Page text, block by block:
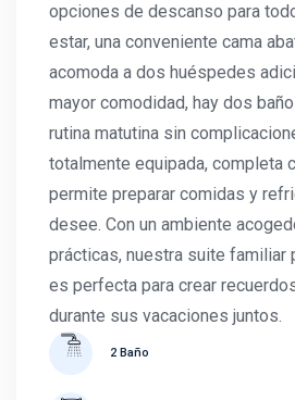
opciones de descanso para
estar, una conveniente cama
acomoda a dos huéspedes
mayor comodidad, hay dos
rutina matutina sin
totalmente equipada, completa
permite preparar comidas y
desee. Con un ambiente
prácticas, nuestra suite familiar
es perfecta para crear
durante sus vacaciones juntos.
2 Baño